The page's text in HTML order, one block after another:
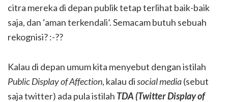
citra mereka di depan publik tetap terlihat baik-baik
saja, dan ‘aman terkendali’. Semacam butuh sebuah
rekognisi? :-??
Kalau di depan umum kita menyebut dengan istilah
Public Display of Affection, kalau disocial media(sebut
saja twitter) ada pula istilah TDA (Twitter Display of